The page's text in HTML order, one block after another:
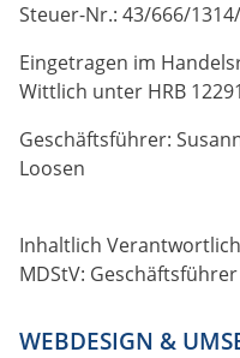
Steuer-Nr.: 43/666/
Eingetragen im
Wittlich unter HRB
Geschäftsführer:
Loosen
Inhaltlich
MDStV: Geschäftsführer
WEBDESIGN &